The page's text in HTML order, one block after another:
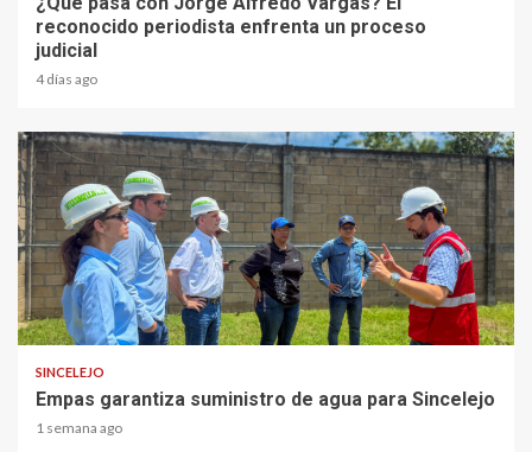
reconocido periodista enfrenta un proceso
judicial
4 días ago
1 min read
SINCELEJO
Empas garantiza suministro de agua para Sincelejo
1 semana ago